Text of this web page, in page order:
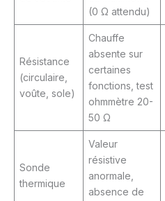
(0 Ω attendu)
Résistance
(circulaire,
voûte, sole)
Chauffe
absente sur
certaines
fonctions, test
ohmmètre 20-
50 Ω
Sonde
thermique
Valeur
résistive
anormale,
absence de